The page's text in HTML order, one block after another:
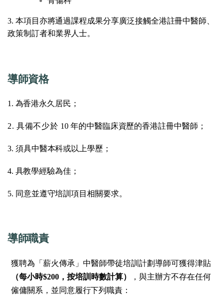
3. 本項目亦將通過課程成果分享廣泛接觸全港註冊中醫師、
政策制訂者和業界人士。
導師資格
1. 為香港永久居民；
2. 具備不少於 10 年的中醫臨床資歷的香港註冊中醫師；
3. 須具中醫本科或以上學歷；
4. 具教學經驗為佳；
5. 同意並遵守培訓項目相關要求。
導師職責
獲聘為「薪火傳承」中醫師帶徒培訓計劃導師可獲得津貼
（每小時$200，按培訓時數計算）
，與主辦方不存在任何
僱傭關系，並同意履行下列職責：